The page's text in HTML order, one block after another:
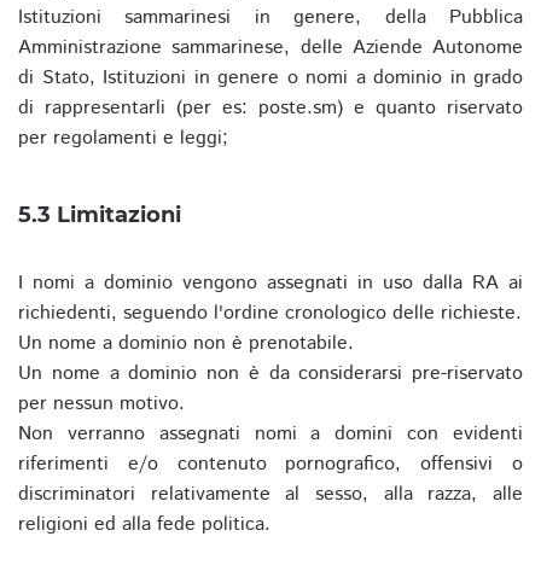
Istituzioni sammarinesi in genere, della Pubblica
Amministrazione sammarinese, delle Aziende Autonome
di Stato, Istituzioni in genere o nomi a dominio in grado
di rappresentarli (per es: poste.sm) e quanto riservato
per regolamenti e leggi;
5.3 Limitazioni
I nomi a dominio vengono assegnati in uso dalla RA ai
richiedenti, seguendo l'ordine cronologico delle richieste.
Un nome a dominio non è prenotabile.
Un nome a dominio non è da considerarsi pre-riservato
per nessun motivo.
Non verranno assegnati nomi a domini con evidenti
riferimenti e/o contenuto pornografico, offensivi o
discriminatori relativamente al sesso, alla razza, alle
religioni ed alla fede politica.